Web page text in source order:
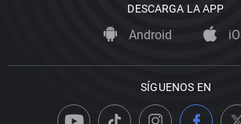
DESCARGA LA APP
Android
SÍGUENOS EN